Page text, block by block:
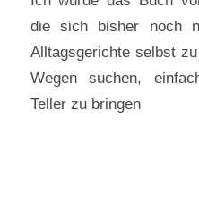
die sich bisher noch
Alltagsgerichte selbst
Wegen suchen,
Teller zu bringen